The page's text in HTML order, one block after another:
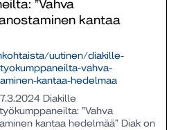
”Vahva
kantaa
uutinen/diakille-
vahva-
kantaa-hedelmaa
Diakille
”Vahva
kantaa hedelmää” Diak on